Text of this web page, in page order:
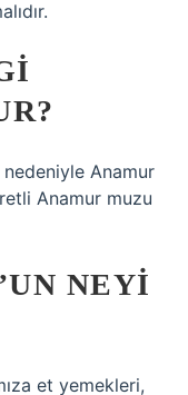
Anamur
Anamur muzu
NEYI
et yemekleri,